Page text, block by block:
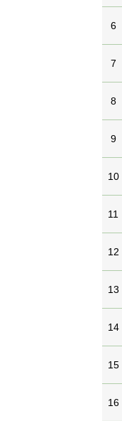
6
7
8
9
10
11
12
13
14
15
16